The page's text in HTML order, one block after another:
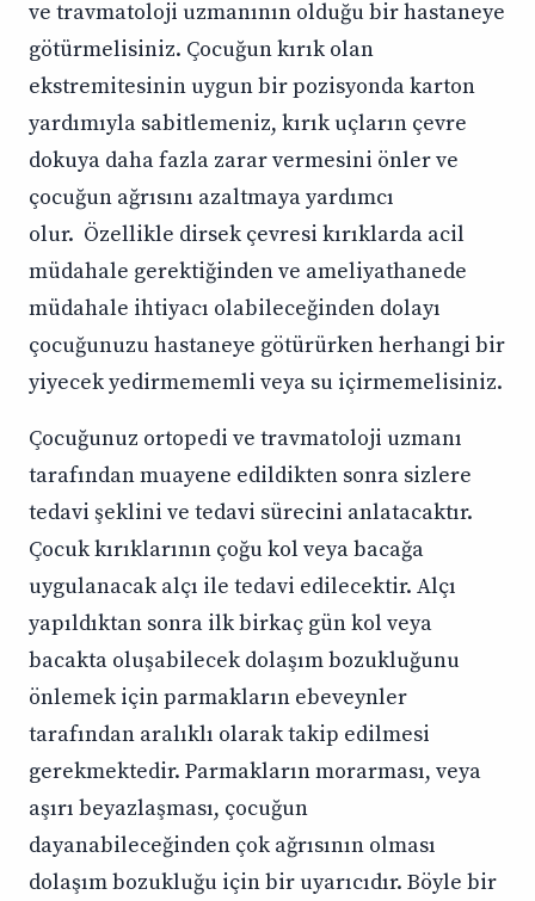
ve travmatoloji uzmanının olduğu bir hastaneye
götürmelisiniz. Çocuğun kırık olan
ekstremitesinin uygun bir pozisyonda karton
yardımıyla sabitlemeniz, kırık uçların çevre
dokuya daha fazla zarar vermesini önler ve
çocuğun ağrısını azaltmaya yardımcı
olur. Özellikle dirsek çevresi kırıklarda acil
müdahale gerektiğinden ve ameliyathanede
müdahale ihtiyacı olabileceğinden dolayı
çocuğunuzu hastaneye götürürken herhangi bir
yiyecek yedirmememli veya su içirmemelisiniz.
Çocuğunuz ortopedi ve travmatoloji uzmanı
tarafından muayene edildikten sonra sizlere
tedavi şeklini ve tedavi sürecini anlatacaktır.
Çocuk kırıklarının çoğu kol veya bacağa
uygulanacak alçı ile tedavi edilecektir. Alçı
yapıldıktan sonra ilk birkaç gün kol veya
bacakta oluşabilecek dolaşım bozukluğunu
önlemek için parmakların ebeveynler
tarafından aralıklı olarak takip edilmesi
gerekmektedir. Parmakların morarması, veya
aşırı beyazlaşması, çocuğun
dayanabileceğinden çok ağrısının olması
dolaşım bozukluğu için bir uyarıcıdır. Böyle bir